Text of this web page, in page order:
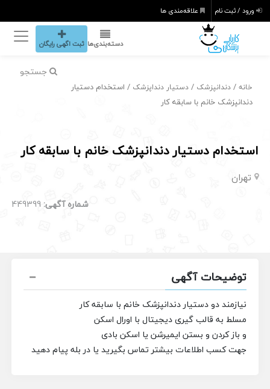
ورود / ثبت نام علاقه‌مندی ها
دسته‌بندی‌ها ثبت اگهی رایگان
جستجو
خانه /دندانپزشک /دستیار دنداپزشک / استخدام دستیار
دندانپزشک خانم با سابقه کار
استخدام دستیار دندانپزشک خانم با سابقه کار
تهران
شماره آگهی: 449399
توضیحات آگهی
نیازمند دو دستیار دندانپزشک خانم با سابقه کار
مسلط به قالب گیری دیجیتال با اورال اسکن
و باز کردن و بستن ایمیرشن یا اسکن بادی
جهت کسب اطلاعات بیشتر تماس بگیرید یا در بله پیام دهید